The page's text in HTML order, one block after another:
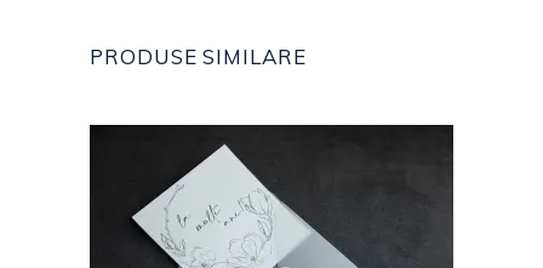
PRODUSE SIMILARE